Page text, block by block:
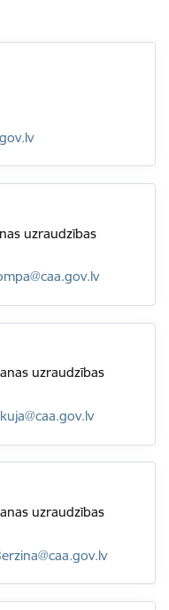
uzraudzības
uzraudzības
uzraudzības